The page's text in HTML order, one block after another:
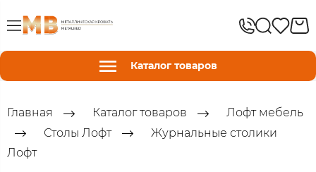
Каталог товаров
Главная Каталог товаров
Лофт мебель
Столы Лофт
Журнальные столики
Лофт